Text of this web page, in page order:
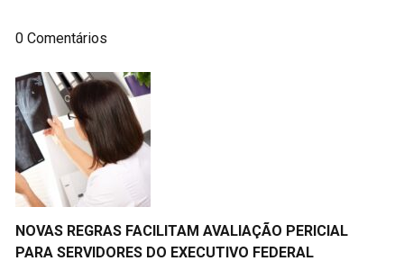
0 Comentários
NOVAS REGRAS FACILITAM AVALIAÇÃO PERICIAL
PARA SERVIDORES DO EXECUTIVO FEDERAL